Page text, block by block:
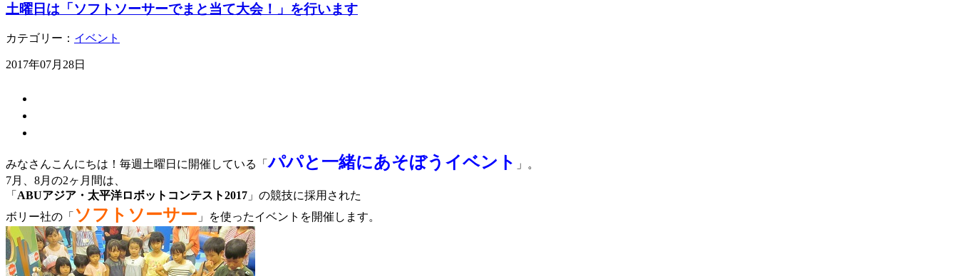
土曜日は「ソフトソーサーでまと当て大会！」を行います
カテゴリー： イベント
2017年07月28日
みなさんこんにちは！毎週土曜日に開催している「パパと一緒にあそぼうイベント 」。
7月、8月の2ヶ月間は、
「 ABUアジア・太平洋ロボットコンテスト2017 」の競技に採用された
ボリー社の「 ソフトソーサー 」を使ったイベントを開催します。